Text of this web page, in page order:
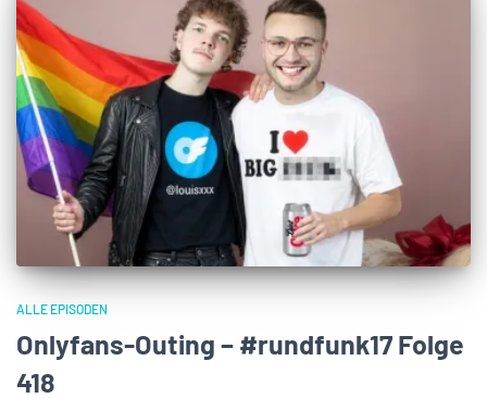
ALLE EPISODEN
Onlyfans-Outing – #rundfunk17 Folge
418